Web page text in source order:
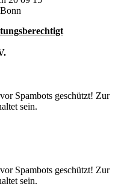
Spambots geschützt! Zur
sein.
Spambots geschützt! Zur
sein.